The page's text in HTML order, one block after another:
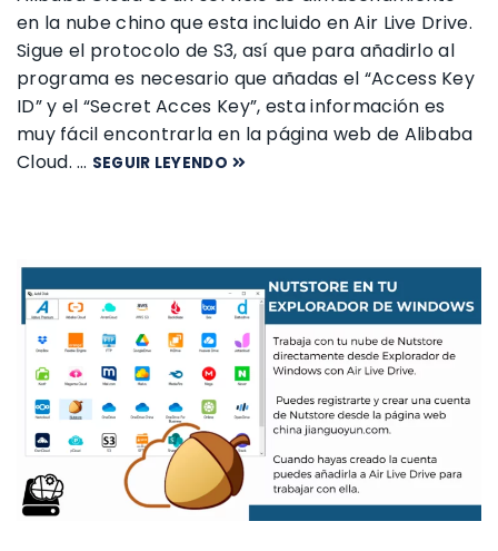
en la nube chino que esta incluido en Air Live Drive.
Sigue el protocolo de S3, así que para añadirlo al
programa es necesario que añadas el “Access Key
ID” y el “Secret Acces Key”, esta información es
muy fácil encontrarla en la página web de Alibaba
Cloud. … SEGUIR LEYENDO